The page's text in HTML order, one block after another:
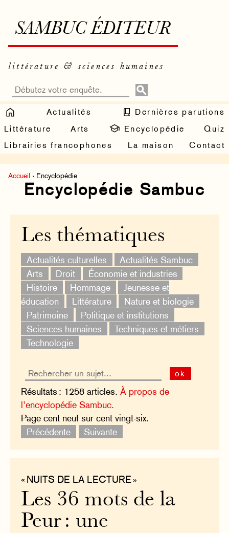
SAMBUC ÉDITEUR
littérature & sciences humaines
Actualités
Dernières parutions
Littérature
Arts Encyclopédie
Quiz
Librairies francophones
La maison Contact
Accueil › Encyclopédie
Encyclopédie Sambuc
Les thématiques
Actualités culturelles
Actualités Sambuc
Arts
Droit
Économie et industries
Histoire
Hommage
Jeunesse et
éducation
Littérature
Nature et biologie
Patrimoine
Politique et institutions
Sciences humaines
Techniques et métiers
Technologie
ok
Résultats : 1258 articles.À propos de
l’encyclopédie Sambuc.
Page cent neuf sur cent vingt-six.
Précédente
Suivante
« NUITS DE LA LECTURE »
Les 36 mots de la
Peur : une